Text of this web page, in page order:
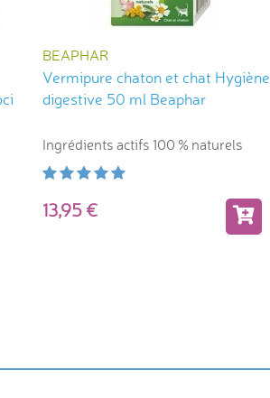
BEAPHAR
Vermipure chaton et chat Hygiène
digestive 50 ml Beaphar
Ingrédients actifs 100 % naturels
13,95